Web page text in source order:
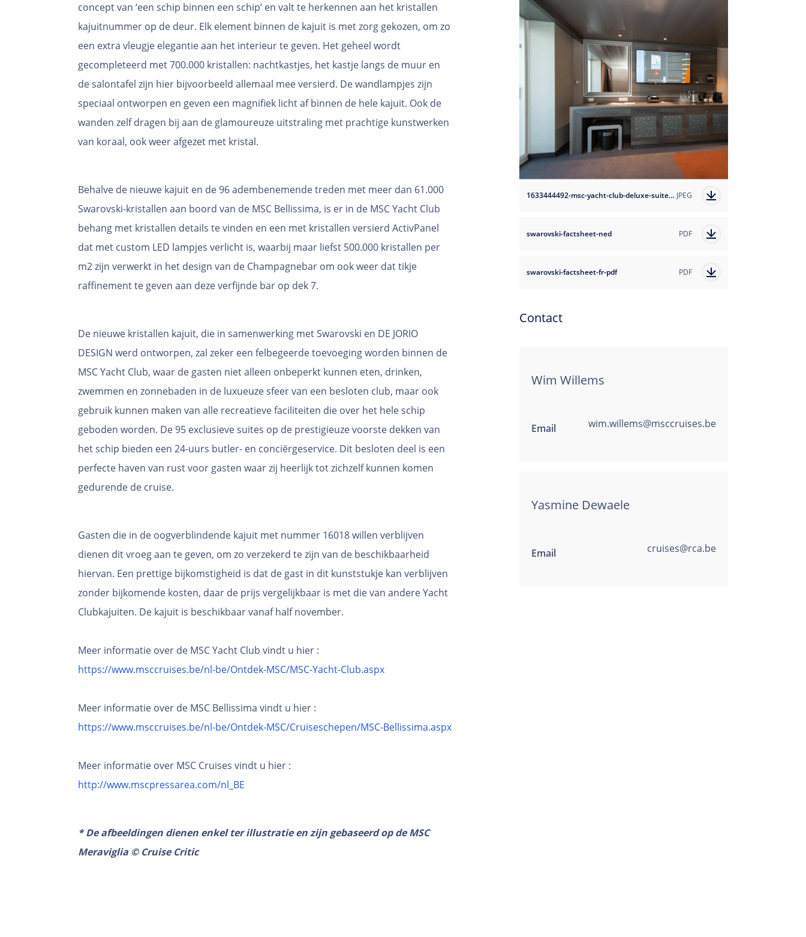
concept van ‘een schip binnen een schip’ en valt te herkennen aan het kristallen
kajuitnummer op de deur. Elk element binnen de kajuit is met zorg gekozen, om zo
een extra vleugje elegantie aan het interieur te geven. Het geheel wordt
gecompleteerd met 700.000 kristallen: nachtkastjes, het kastje langs de muur en
de salontafel zijn hier bijvoorbeeld allemaal mee versierd. De wandlampjes zijn
speciaal ontworpen en geven een magnifiek licht af binnen de hele kajuit. Ook de
wanden zelf dragen bij aan de glamoureuze uitstraling met prachtige kunstwerken
van koraal, ook weer afgezet met kristal.
Behalve de nieuwe kajuit en de 96 adembenemende treden met meer dan 61.000
Swarovski-kristallen aan boord van de MSC Bellissima, is er in de MSC Yacht Club
behang met kristallen details te vinden en een met kristallen versierd ActivPanel
dat met custom LED lampjes verlicht is, waarbij maar liefst 500.000 kristallen per
m2 zijn verwerkt in het design van de Champagnebar om ook weer dat tikje
raffinement te geven aan deze verfijnde bar op dek 7.
De nieuwe kristallen kajuit, die in samenwerking met Swarovski en DE JORIO
DESIGN werd ontworpen, zal zeker een felbegeerde toevoeging worden binnen de
MSC Yacht Club, waar de gasten niet alleen onbeperkt kunnen eten, drinken,
zwemmen en zonnebaden in de luxueuze sfeer van een besloten club, maar ook
gebruik kunnen maken van alle recreatieve faciliteiten die over het hele schip
geboden worden. De 95 exclusieve suites op de prestigieuze voorste dekken van
het schip bieden een 24-uurs butler- en conciërgeservice. Dit besloten deel is een
perfecte haven van rust voor gasten waar zij heerlijk tot zichzelf kunnen komen
gedurende de cruise.
Gasten die in de oogverblindende kajuit met nummer 16018 willen verblijven
dienen dit vroeg aan te geven, om zo verzekerd te zijn van de beschikbaarheid
hiervan. Een prettige bijkomstigheid is dat de gast in dit kunststukje kan verblijven
zonder bijkomende kosten, daar de prijs vergelijkbaar is met die van andere Yacht
Clubkajuiten. De kajuit is beschikbaar vanaf half november.
Meer informatie over de MSC Yacht Club vindt u hier :
https://www.msccruises.be/nl-be/Ontdek-MSC/MSC-Yacht-Club.aspx
Meer informatie over de MSC Bellissima vindt u hier :
https://www.msccruises.be/nl-be/Ontdek-MSC/Cruiseschepen/MSC-Bellissima.aspx
Meer informatie over MSC Cruises vindt u hier :
http://www.mscpressarea.com/nl_BE
* De afbeeldingen dienen enkel ter illustratie en zijn gebaseerd op de MSC
Meraviglia © Cruise Critic
1633444492-msc-yacht-club-deluxe-suite-4?auto=format JPEG
swarovski-factsheet-ned PDF
swarovski-factsheet-fr-pdf PDF
Contact
Wim Willems
Email wim.willems@msccruises.be
Yasmine Dewaele
Email cruises@rca.be